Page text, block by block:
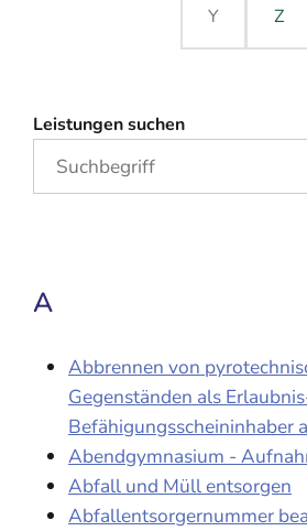
Y Z
Leistungen suchen
A
Abbrennen von
Gegenständen als
Befähigungsscheininhaber
Abendgymnasium -
Abfall und Müll entsorgen
Abfallentsorgernummer